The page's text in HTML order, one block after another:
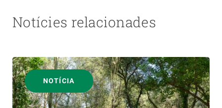
Notícies relacionades
NOTÍCIA